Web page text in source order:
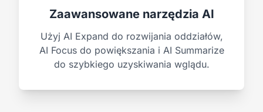
Zaawansowane narzędzia AI
Użyj AI Expand do rozwijania oddziałów,
AI Focus do powiększania i AI Summarize
do szybkiego uzyskiwania wglądu.